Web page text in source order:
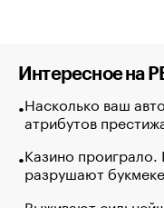
Интересное на
Насколько ваш
атрибутов
Казино
разрушают